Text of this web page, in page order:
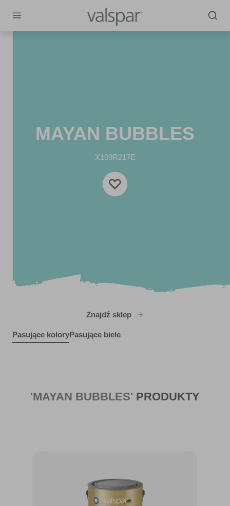
MAYAN BUBBLES
X109R217E
Znajdź sklep
Pasujące koloryPasujące biele
'MAYAN BUBBLES' PRODUKTY